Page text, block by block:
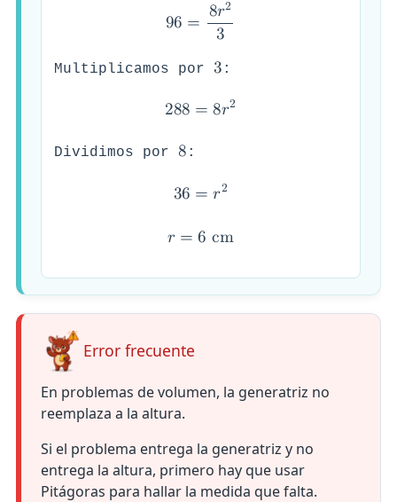
96 = 8𝑟2
3
Multiplicamos por 3 :
288 = 8𝑟2
Dividimos por 8 :
36 = 𝑟2
𝑟 = 6 cm
Error frecuente
En problemas de volumen, la generatriz no
reemplaza a la altura.
Si el problema entrega la generatriz y no
entrega la altura, primero hay que usar
Pitágoras para hallar la medida que falta.